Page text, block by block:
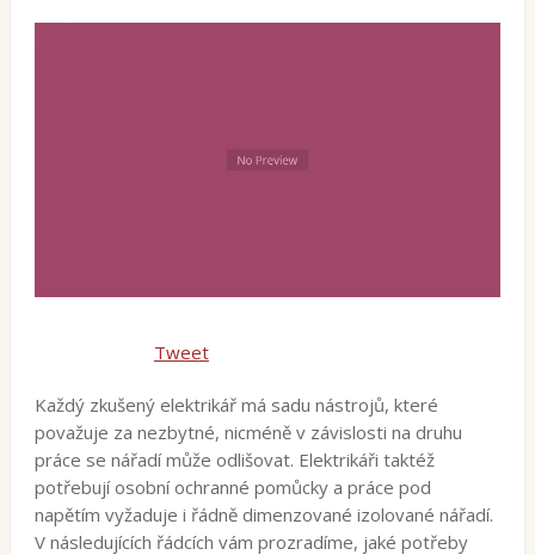
Tweet
Každý zkušený elektrikář má sadu nástrojů, které
považuje za nezbytné, nicméně v závislosti na druhu
práce se nářadí může odlišovat. Elektrikáři taktéž
potřebují osobní ochranné pomůcky a práce pod
napětím vyžaduje i řádně dimenzované izolované nářadí.
V následujících řádcích vám prozradíme, jaké potřeby